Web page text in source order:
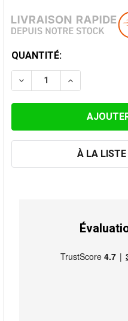
STOCK
ACTUEL:
QUANTITÉ:
DIMINUER LA
À LA